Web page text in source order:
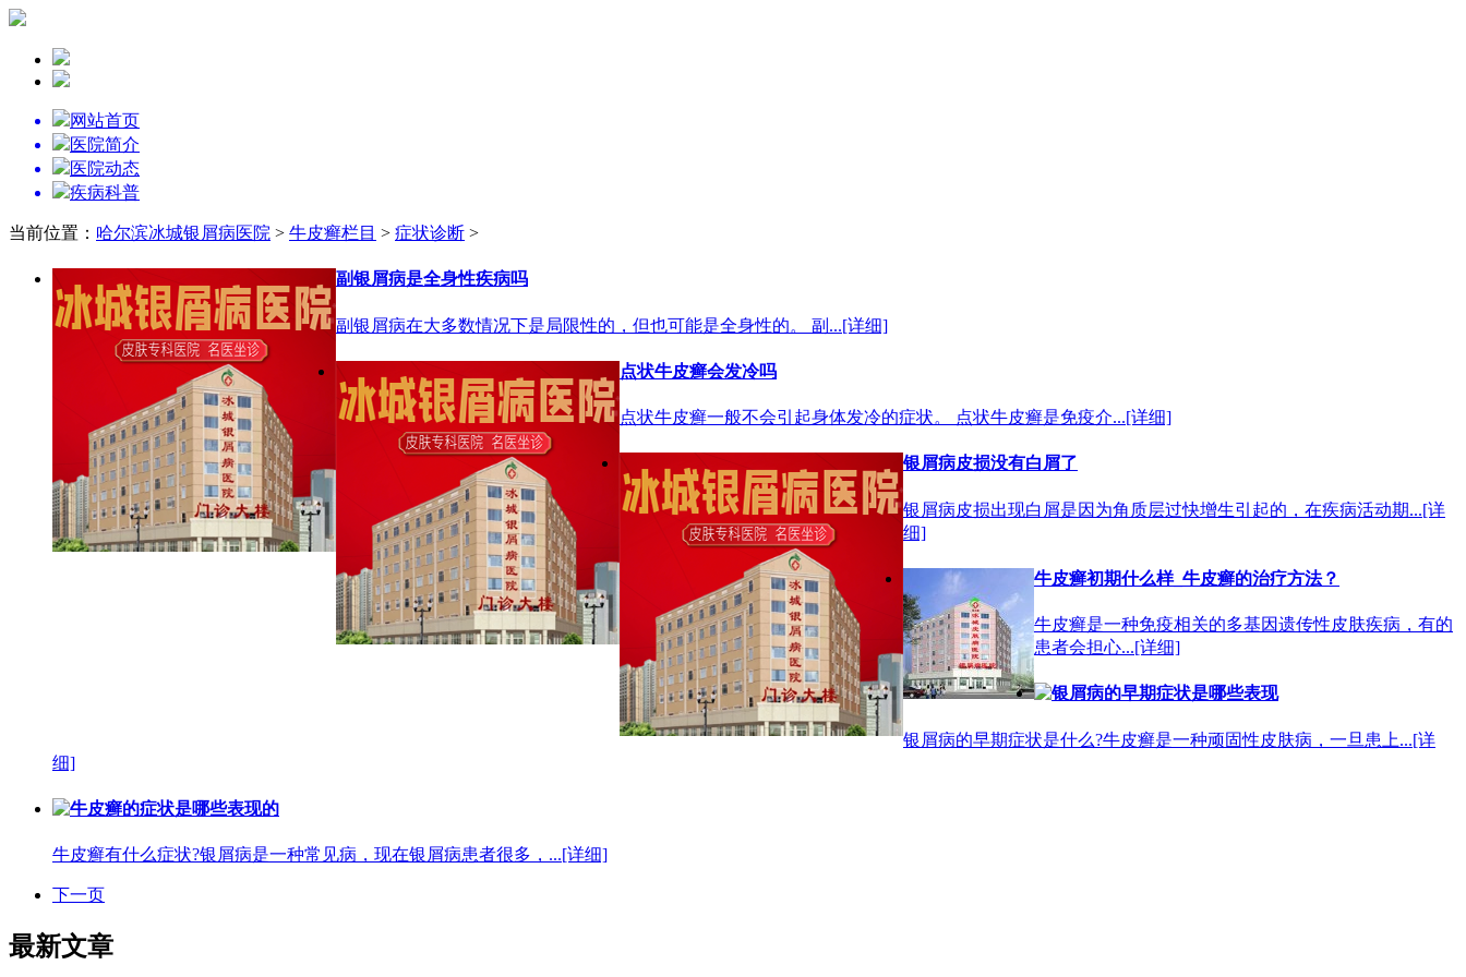
网站首页
医院简介
医院动态
疾病科普
当前位置： 哈尔滨冰城银屑病医院 > 牛皮癣栏目 > 症状诊断 >
副银屑病是全身性疾病吗
副银屑病在大多数情况下是局限性的，但也可能是全身性的。 副...[详细]
点状牛皮癣会发冷吗
点状牛皮癣一般不会引起身体发冷的症状。 点状牛皮癣是免疫介...[详细]
银屑病皮损没有白屑了
银屑病皮损出现白屑是因为角质层过快增生引起的，在疾病活动期...[详
细]
牛皮癣初期什么样_牛皮癣的治疗方法？
牛皮癣是一种免疫相关的多基因遗传性皮肤疾病，有的
患者会担心...[详细]
银屑病的早期症状是哪些表现
银屑病的早期症状是什么?牛皮癣是一种顽固性皮肤病，一旦患上...[详
细]
牛皮癣的症状是哪些表现的
牛皮癣有什么症状?银屑病是一种常见病，现在银屑病患者很多，...[详细]
下一页
最新文章